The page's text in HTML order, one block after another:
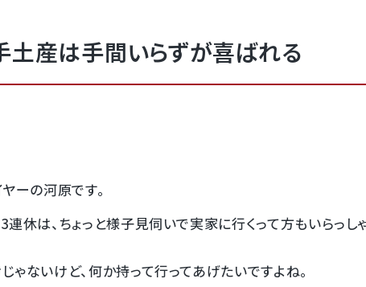
土産は手間いらずが喜ばれる
ーの河原です。
休は、ちょっと様子見伺いで実家に行くって方もいらっし
ゃないけど、何か持って行ってあげたいですよね。